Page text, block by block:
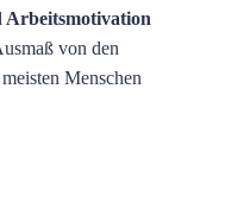
Arbeitsmotivation
von den
Menschen